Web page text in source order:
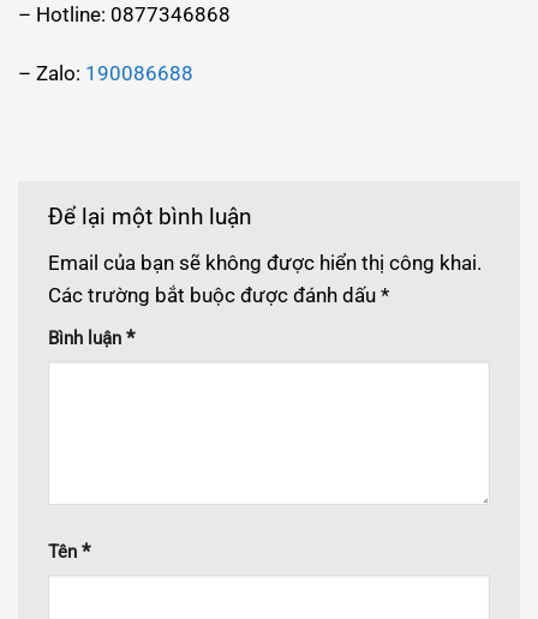
– Hotline: 0877346868
– Zalo: 190086688
Để lại một bình luận
Email của bạn sẽ không được hiển thị công khai.
Các trường bắt buộc được đánh dấu *
Bình luận *
Tên *